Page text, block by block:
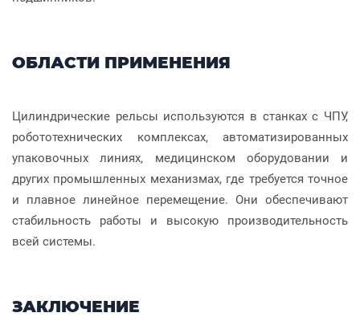
ОБЛАСТИ ПРИМЕНЕНИЯ
Цилиндрические рельсы используются в станках с ЧПУ,
робототехнических комплексах, автоматизированных
упаковочных линиях, медицинском оборудовании и
других промышленных механизмах, где требуется точное
и плавное линейное перемещение. Они обеспечивают
стабильность работы и высокую производительность
всей системы.
ЗАКЛЮЧЕНИЕ